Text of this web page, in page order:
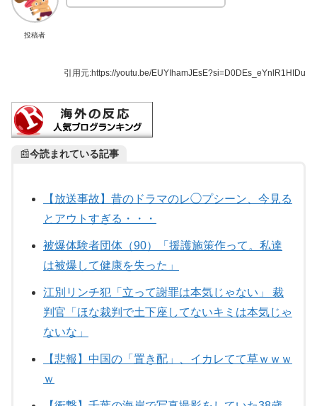
投稿者
引用元:https://youtu.be/EUYIhamJEsE?si=D0DEs_eYnlR1HIDu
📰今読まれている記事
【放送事故】昔のドラマのレ◯プシーン、今見る
とアウトすぎる・・・
被爆体験者団体（90）「援護施策作って。私達
は被爆して健康を失った」
江別リンチ犯「立って謝罪は本気じゃない」 裁
判官「ほな裁判で土下座してないキミは本気じゃ
ないな」
【悲報】中国の「置き配」、イカレてて草ｗｗｗ
ｗ